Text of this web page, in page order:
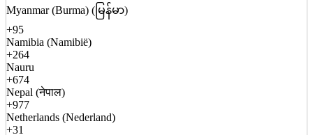
Myanmar (Burma) (မြန်မာ)
+95
Namibia (Namibië)
+264
Nauru
+674
Nepal (नेपाल)
+977
Netherlands (Nederland)
+31